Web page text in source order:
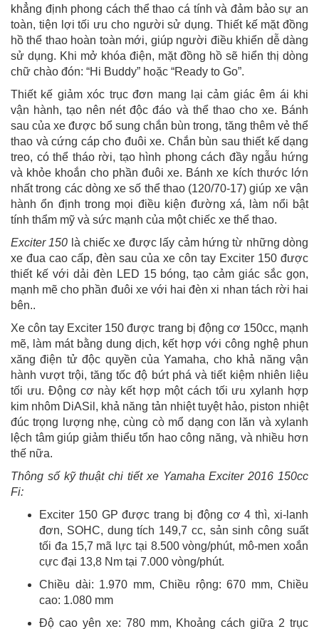
khẳng định phong cách thể thao cá tính và đảm bảo sự an
toàn, tiện lợi tối ưu cho người sử dụng. Thiết kế mặt đồng
hồ thể thao hoàn toàn mới, giúp người điều khiển dễ dàng
sử dụng. Khi mở khóa điện, mặt đồng hồ sẽ hiển thị dòng
chữ chào đón: “Hi Buddy” hoặc “Ready to Go”.
Thiết kế giảm xóc trục đơn mang lại cảm giác êm ái khi
vận hành, tạo nên nét độc đáo và thể thao cho xe. Bánh
sau của xe được bổ sung chắn bùn trong, tăng thêm vẻ thể
thao và cứng cáp cho đuôi xe. Chắn bùn sau thiết kế dạng
treo, có thể tháo rời, tạo hình phong cách đầy ngẫu hứng
và khỏe khoắn cho phần đuôi xe. Bánh xe kích thước lớn
nhất trong các dòng xe số thể thao (120/70-17) giúp xe vận
hành ổn định trong mọi điều kiện đường xá, làm nổi bật
tính thẩm mỹ và sức mạnh của một chiếc xe thể thao.
Exciter 150 là chiếc xe được lấy cảm hứng từ những dòng
xe đua cao cấp, đèn sau của xe côn tay Exciter 150 được
thiết kế với dải đèn LED 15 bóng, tạo cảm giác sắc gọn,
mạnh mẽ cho phần đuôi xe với hai đèn xi nhan tách rời hai
bên..
Xe côn tay Exciter 150 được trang bị động cơ 150cc, mạnh
mẽ, làm mát bằng dung dịch, kết hợp với công nghệ phun
xăng điện tử độc quyền của Yamaha, cho khả năng vận
hành vượt trội, tăng tốc độ bứt phá và tiết kiệm nhiên liệu
tối ưu. Động cơ này kết hợp một cách tối ưu xylanh hợp
kim nhôm DiASil, khả năng tản nhiệt tuyệt hảo, piston nhiệt
đúc trọng lượng nhẹ, cùng cò mổ dạng con lăn và xylanh
lệch tâm giúp giảm thiểu tổn hao công năng, và nhiều hơn
thế nữa.
Thông số kỹ thuật chi tiết xe Yamaha Exciter 2016 150cc
Fi:
Exciter 150 GP được trang bị động cơ 4 thì, xi-lanh
đơn, SOHC, dung tích 149,7 cc, sản sinh công suất
tối đa 15,7 mã lực tại 8.500 vòng/phút, mô-men xoắn
cực đại 13,8 Nm tại 7.000 vòng/phút.
Chiều dài: 1.970 mm, Chiều rộng: 670 mm, Chiều
cao: 1.080 mm
Độ cao yên xe: 780 mm, Khoảng cách giữa 2 trục